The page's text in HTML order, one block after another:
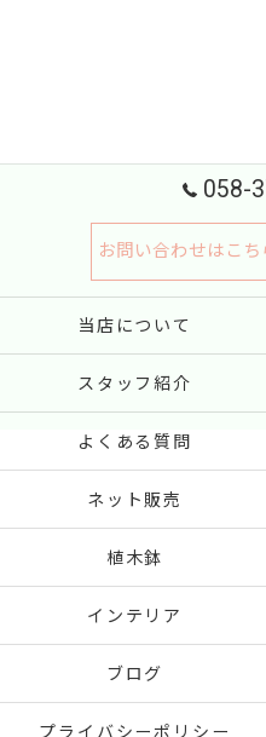
058-
お問い合わせはこち
当店について
スタッフ紹介
よくある質問
ネット販売
植木鉢
インテリア
ブログ
プライバシーポリシー